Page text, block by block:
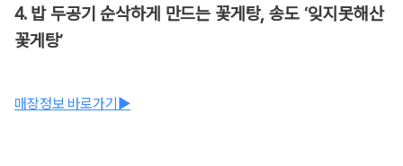
4. 밥 두공기 순삭하게 만드는 꽃게탕, 송도 ‘잊지못해산
꽃게탕’
매장정보 바로가기▶